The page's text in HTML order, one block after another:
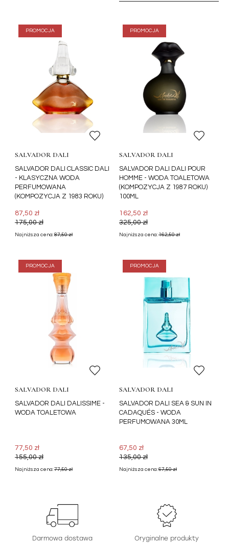
SALVADOR DALI CLASSIC DALI
- KLASYCZNA WODA
PERFUMOWANA
(KOMPOZYCJA Z 1983 ROKU)
SALVADOR DALI
87,50 zł
175,00 zł
Najniższa cena: 87,50 zł
PROMOCJA
SALVADOR DALI DALI POUR
HOMME - WODA TOALETOWA
(KOMPOZYCJA Z 1987 ROKU)
100ML
SALVADOR DALI
162,50 zł
325,00 zł
Najniższa cena: 162,50 zł
PROMOCJA
SALVADOR DALI DALISSIME -
WODA TOALETOWA
SALVADOR DALI
77,50 zł
155,00 zł
Najniższa cena: 77,50 zł
PROMOCJA
SALVADOR DALI SEA & SUN IN
CADAQUÉS - WODA
PERFUMOWANA 30ML
SALVADOR DALI
67,50 zł
135,00 zł
Najniższa cena: 67,50 zł
PROMOCJA
Darmowa dostawa
Oryginalne produkty